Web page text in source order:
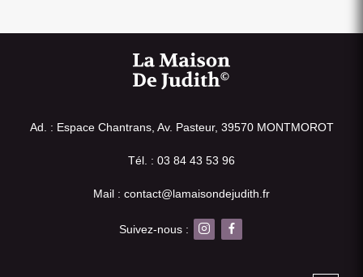
Ad. : Espace Chantrans, Av. Pasteur, 39570 MONTMOROT
Tél. : 03 84 43 53 96
Mail : contact@lamaisondejudith.fr
Suivez-nous :